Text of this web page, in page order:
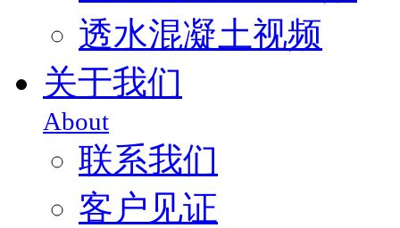
透水混凝土视频
关于我们
About
联系我们
客户见证